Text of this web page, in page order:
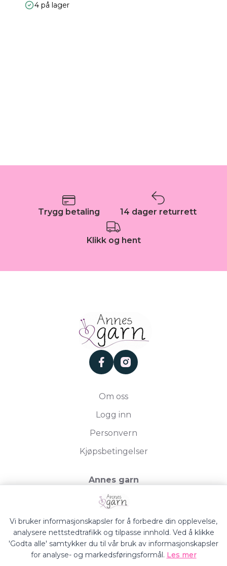
4 på lager
Trygg betaling 14 dager returrett
Klikk og hent
facebookinstagram
Om oss
Logg inn
Personvern
Kjøpsbetingelser
Annes garn
Storgata 19, 2750 Gran
Org.nr. 994050613
Vi bruker informasjonskapsler for å forbedre din opplevelse,
analysere nettstedtrafikk og tilpasse innhold. Ved å klikke
'Godta alle' samtykker du til vår bruk av informasjonskapsler
for analyse- og markedsføringsformål. Les mer